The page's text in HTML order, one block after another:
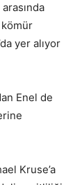
kömür
yer alıyor
Enel de
Kruse’a